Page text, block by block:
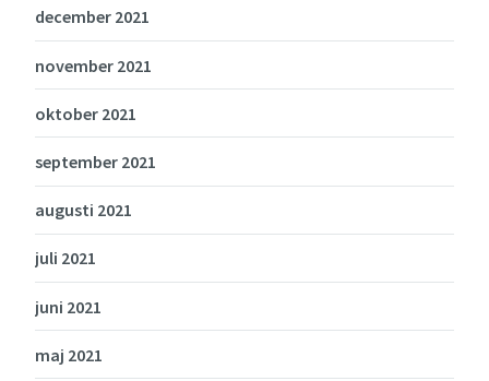
december 2021
november 2021
oktober 2021
september 2021
augusti 2021
juli 2021
juni 2021
maj 2021